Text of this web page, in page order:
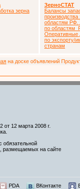
зерна
ЗерноСТАТ
Балансы
производства
областям РФ.
по областям
по экспорту/
странам
на доске объявлений
12 марта 2008 г.
обязательной
размещаемых на сайте
PDA ВКонтакте